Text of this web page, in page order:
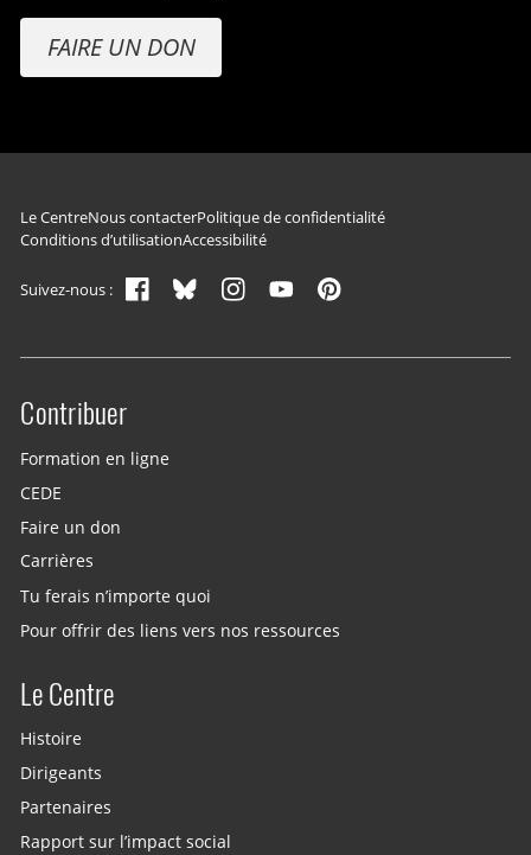
FAIRE UN DON
Navigation du pied de page
Le CentreNous contacterPolitique de confidentialité
Conditions d’utilisationAccessibilité
Suivez-nous :
Site menu
Contribuer
Formation en ligne
CEDE
Faire un don
Carrières
Tu ferais n’importe quoi
Pour offrir des liens vers nos ressources
Le Centre
Histoire
Dirigeants
Partenaires
Rapport sur l’impact social